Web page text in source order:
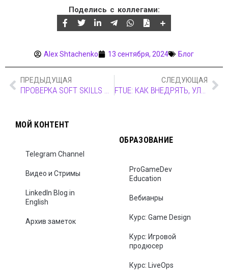
Поделись с коллегами:
Alex Shtachenko 13 сентября, 2024 Блог
ПРЕДЫДУЩАЯ
ПРОВЕРКА SOFT SKILLS НА ИНТЕРВЬЮ
СЛЕДУЮЩАЯ
FTUE: КАК ВНЕДРЯТЬ, УЛУЧШАТЬ, ИЗМЕРЯТЬ
МОЙ КОНТЕНТ
Telegram Channel
Видео и Стримы
LinkedIn Blog in
English
Архив заметок
ОБРАЗОВАНИЕ
ProGameDev
Education
Вебианры
Курс: Game Design
Курс: Игровой
продюсер
Курс: LiveOps